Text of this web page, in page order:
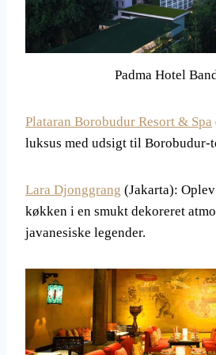
Padma Hotel
Plataran Borobudur Resort & Spa
luksus med udsigt til Borobudur-
Lara Djonggrang (Jakarta):
køkken i en smukt dekoreret
javanesiske legender.